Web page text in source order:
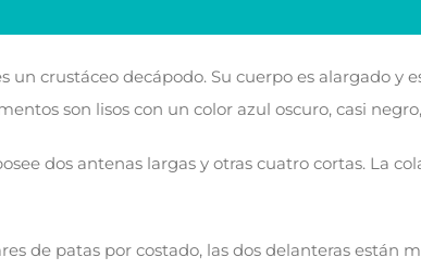
un crustáceo decápodo. Su cuerpo es alargado y
son lisos con un color azul oscuro, casi
dos antenas largas y otras cuatro cortas. La
de patas por costado, las dos delanteras